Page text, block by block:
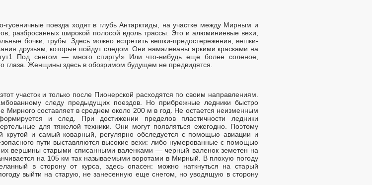
гусеничные поезда ходят в глубь Антарктиды, на участке между Мирным и
разбросанных широкой полосой вдоль трассы. Это и алюминиевые вехи,
бочки, трубы. Здесь можно встретить вешки-предостережения, вешки-
друзьям, которые пойдут следом. Они намалеваны яркими красками на
Под снегом — много спирту!» Или что-нибудь еще более соленое,
глаза. Женщины здесь в обозримом будущем не предвидятся.
участок и только после Пионерской расходятся по своим направлениям.
следу предыдущих поездов. Но прибрежные ледники быстро
Мирного составляет в среднем около 200 м в год. Не остается неизменным
и след. При достижении пределов пластичности ледники
для тяжелой техники. Они могут появляться ежегодно. Поэтому
крутой и самый коварный, регулярно обследуется с помощью авиации и
пути выставляются высокие вехи: либо нумерованные с помощью
вершины старыми списанными валенками — черный валенок земетен на
на 105 км так называемыми воротами в Мирный. В плохую погоду
в сторону от курса, здесь опасен: можно наткнуться на старый
выйти на старую, не занесенную еще снегом, но уводящую в сторону